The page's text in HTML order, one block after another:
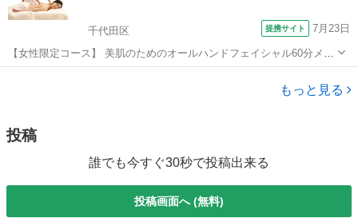
千代田区 提携サイト 7月23日
【女性限定コース】 美肌のためのオールハンドフェイシャル60分メニ
ュー技術が身につく１日講座です。クレンジングから洗顔、フェイシ
ャルマッサージ、パックまでフルコースのレッスンです。美と癒しの
もっと見る
投稿
誰でも今すぐ30秒で投稿出来る
投稿画面へ (無料)